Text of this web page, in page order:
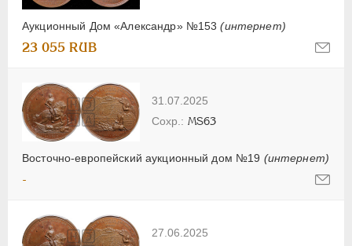
Аукционный Дом «Александр» №153(интернет)
23 055 RUB
31.07.2025
Восточно-европейский аукционный дом №19 (интернет)
MS63
-
27.06.2025